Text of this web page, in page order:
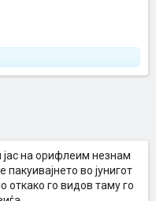
на орифлеим незнам
во јунигот
откако го видов таму го